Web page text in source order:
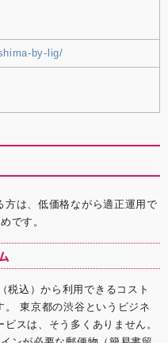
by-lig/
は、低価格ながら適正運用で
です。
税込）から利用できるコスト
東京都の渋谷というビジネ
スは、そう多くありません。